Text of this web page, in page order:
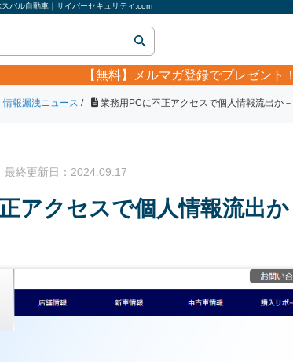
バル自動車｜サイバーセキュリティ.com
【無料】 メルマガ登録でプレゼント
報漏洩ニュース / 業務用PCに不正アクセスで個人情報流出か
終更新日：2024.09.17
アクセスで個人情報流出